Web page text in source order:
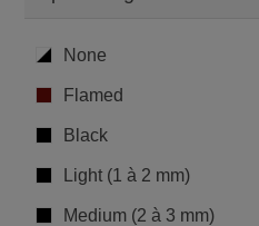
None
Flamed
Black
Light (1 à 2 mm)
Medium (2 à 3 mm)